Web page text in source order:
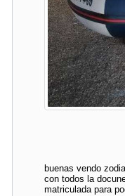
buenas vendo
con todos la
matriculada para